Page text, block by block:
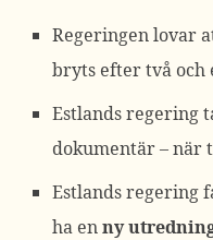
Regeringen lovar
bryts efter två och
Estlands regering
dokumentär – när
Estlands regering
ha enny